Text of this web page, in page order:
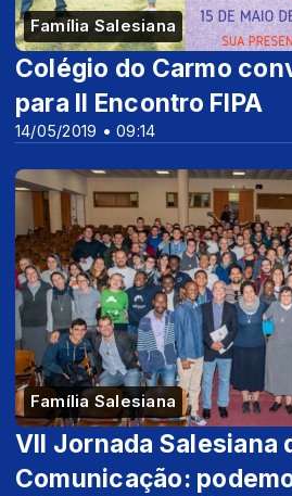
Família Salesiana
14/05/2019 • 09:14
Colégio do Carmo
para II Encontro FIPA
Família Salesiana
VII Jornada Salesiana
Comunicação: